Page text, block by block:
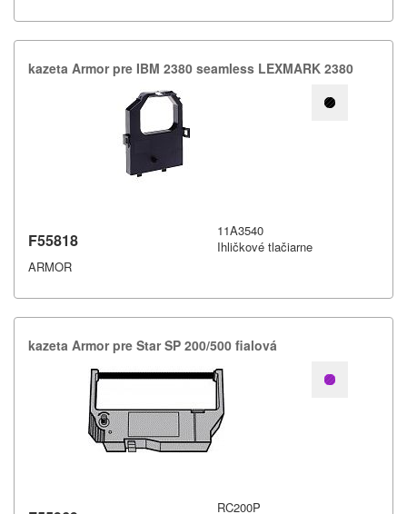
kazeta Armor pre IBM 2380 seamless LEXMARK 2380
F55818
ARMOR
11A3540
Ihličkové tlačiarne
kazeta Armor pre Star SP 200/​500 fialová
RC200P